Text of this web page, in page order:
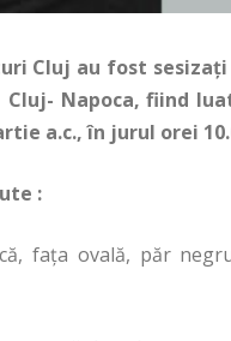
Cluj au fost
Napoca, fiind
a.c., în jurul orei
:
faţa ovală, păr